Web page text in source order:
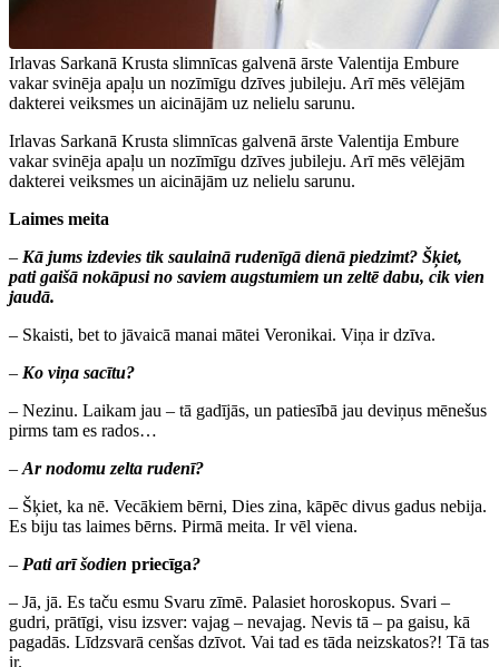
Irlavas Sarkanā Krusta slimnīcas galvenā ārste Valentija Embure
vakar svinēja apaļu un nozīmīgu dzīves jubileju. Arī mēs vēlējām
dakterei veiksmes un aicinājām uz nelielu sarunu.
Irlavas Sarkanā Krusta slimnīcas galvenā ārste Valentija Embure
vakar svinēja apaļu un nozīmīgu dzīves jubileju. Arī mēs vēlējām
dakterei veiksmes un aicinājām uz nelielu sarunu.
Laimes meita
– Kā jums izdevies tik saulainā rudenīgā dienā piedzimt? Šķiet,
pati gaišā nokāpusi no saviem augstumiem un zeltē dabu, cik vien
jaudā.
– Skaisti, bet to jāvaicā manai mātei Veronikai. Viņa ir dzīva.
– Ko viņa sacītu?
– Nezinu. Laikam jau – tā gadījās, un patiesībā jau deviņus mēnešus
pirms tam es rados…
– Ar nodomu zelta rudenī?
– Šķiet, ka nē. Vecākiem bērni, Dies zina, kāpēc divus gadus nebija.
Es biju tas laimes bērns. Pirmā meita. Ir vēl viena.
– Pati arī šodien priecīga?
– Jā, jā. Es taču esmu Svaru zīmē. Palasiet horoskopus. Svari –
gudri, prātīgi, visu izsver: vajag – nevajag. Nevis tā – pa gaisu, kā
pagadās. Līdzsvarā cenšas dzīvot. Vai tad es tāda neizskatos?! Tā tas
ir.